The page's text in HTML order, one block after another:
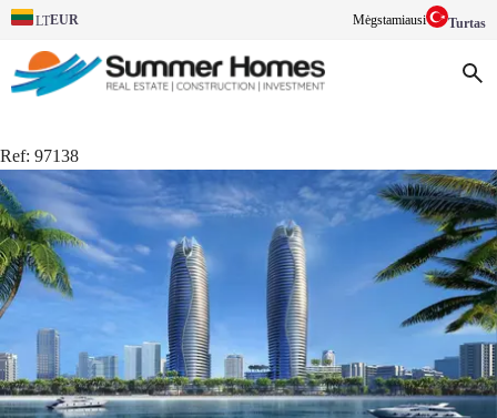
LTEUR Mėgstamiausi Turtas
Ref: 97138